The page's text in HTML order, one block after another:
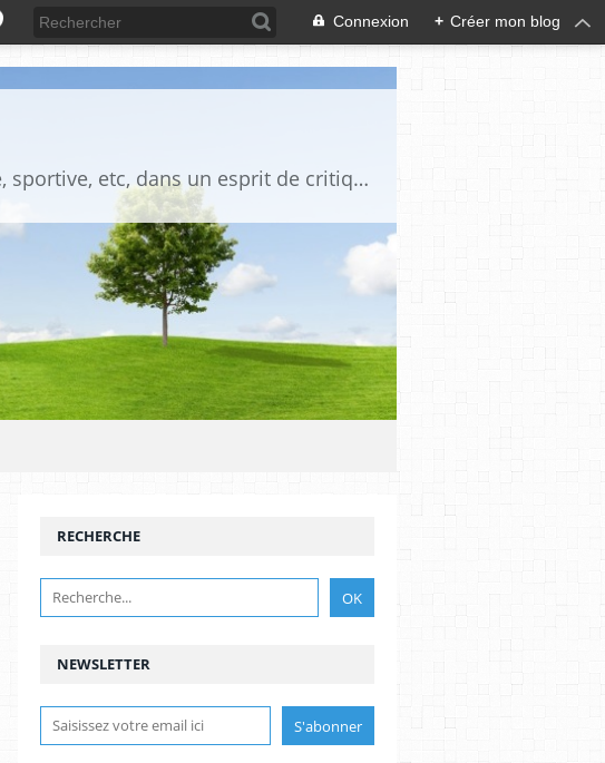
Connexion + Créer mon blog
Blog destiné à commenter l'actualité, politique, économique, culturelle, sportive, etc, dans un esprit de critique philosophique, d'esprit chrétien et français.La collaboration des lecteurs est souhaitée, de même que la courtoisie, et l'esprit de tolérance.
NEWSLETTER
RECHERCHE